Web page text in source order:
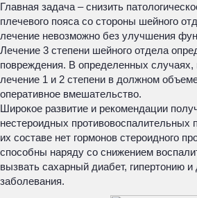
Главная задача – снизить
плечевого пояса со стороны шейного
лечение невозможно без улучшения
Лечение 3 степени шейного отдела
повреждения. В определенных случаях,
лечение 1 и 2 степени в должном
оперативное вмешательство.
Широкое развитие и рекомендации
нестероидных
их составе нет гормонов стероидного
способны наряду со снижением
вызвать сахарный диабет, гипертонию и
заболевания.